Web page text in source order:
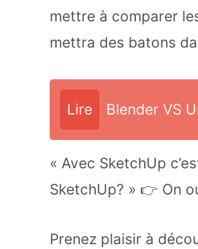
mettre à comparer
mettra des batons
Lire Blender VS
« Avec SketchUp
SketchUp? » 👉 On
Prenez plaisir à